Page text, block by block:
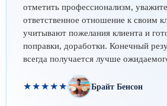
отметить профессионализм,
ответственное отношение к своим
учитывают пожелания клиента и
поправки, доработки. Конечный
всегда получается лучше
★★★★★ Брайт Бенсон